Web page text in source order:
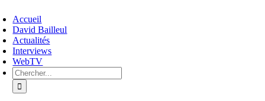
Accueil
David Bailleul
Actualités
Interviews
WebTV
Rechercher: